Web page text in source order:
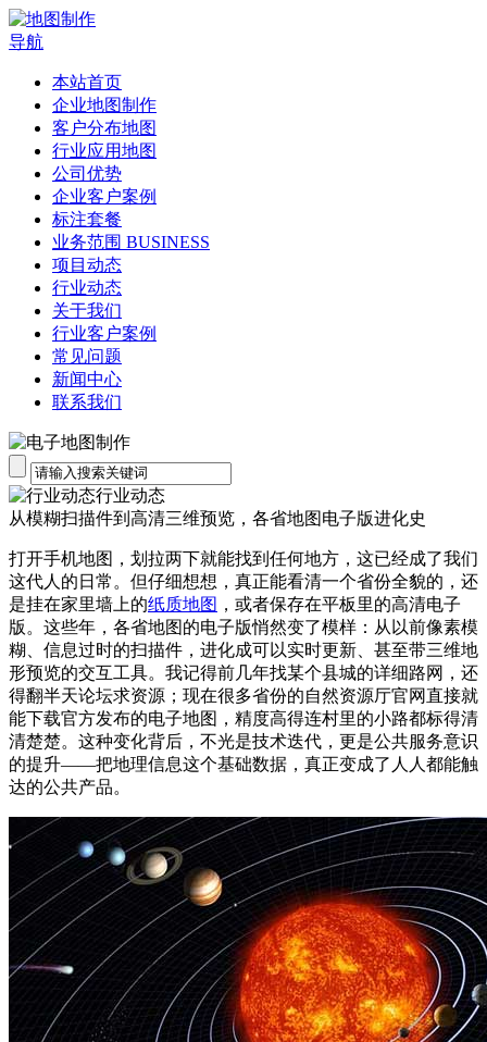
导航
本站首页
企业地图制作
客户分布地图
行业应用地图
公司优势
企业客户案例
标注套餐
业务范围 BUSINESS
项目动态
行业动态
关于我们
行业客户案例
常见问题
新闻中心
联系我们
行业动态
从模糊扫描件到高清三维预览，各省地图电子版进化史
打开手机地图，划拉两下就能找到任何地方，这已经成了我们
这代人的日常。但仔细想想，真正能看清一个省份全貌的，还
是挂在家里墙上的纸质地图 ，或者保存在平板里的高清电子
版。这些年，各省地图的电子版悄然变了模样：从以前像素模
糊、信息过时的扫描件，进化成可以实时更新、甚至带三维地
形预览的交互工具。我记得前几年找某个县城的详细路网，还
得翻半天论坛求资源；现在很多省份的自然资源厅官网直接就
能下载官方发布的电子地图，精度高得连村里的小路都标得清
清楚楚。这种变化背后，不光是技术迭代，更是公共服务意识
的提升——把地理信息这个基础数据，真正变成了人人都能触
达的公共产品。